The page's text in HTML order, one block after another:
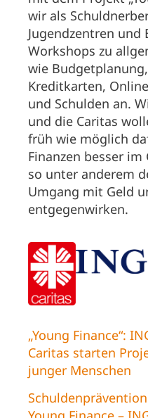
wir als
Jugendzentren und
Workshops zu
wie
Kreditkarten,
und Schulden an.
und die Caritas
früh wie möglich
Finanzen besser
so unter anderem
Umgang mit Geld
entgegenwirken.
„Young Finance“:
Caritas starten
junger Menschen